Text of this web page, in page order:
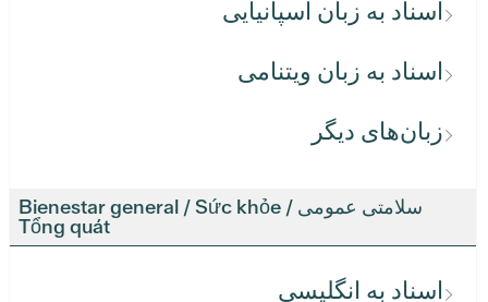
اسناد به زبان اسپانیایی
اسناد به زبان ویتنامی
زبان‌های دیگر
سلامتی عمومی / Bienestar general / Sức khỏe
Tổng quát
اسناد به انگلیسی